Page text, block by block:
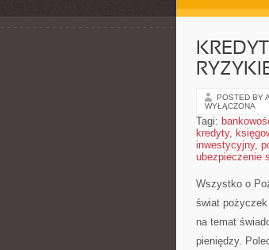
POSTED BY
WYŁĄCZONA
Tagi:
kredyty,
inwestycyjny,
ubezpieczenie
Wszystko o
świat
na temat
pieniędzy.